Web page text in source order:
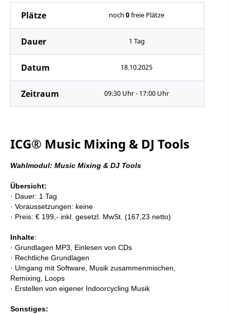
Plätze noch 0freie Plätze
Dauer 1 Tag
Datum 18.10.2025
Zeitraum 09:30 Uhr - 17:00 Uhr
ICG® Music Mixing & DJ Tools
Wahlmodul: Music Mixing & DJ Tools
Übersicht:
· Dauer: 1 Tag
· Voraussetzungen: keine
· Preis: € 199,- inkl. gesetzl. MwSt. (167,23 netto)
Inhalte:
· Grundlagen MP3, Einlesen von CDs
· Rechtliche Grundlagen
· Umgang mit Software, Musik zusammenmischen,
Remixing, Loops
· Erstellen von eigener Indoorcycling Musik
Sonstiges: